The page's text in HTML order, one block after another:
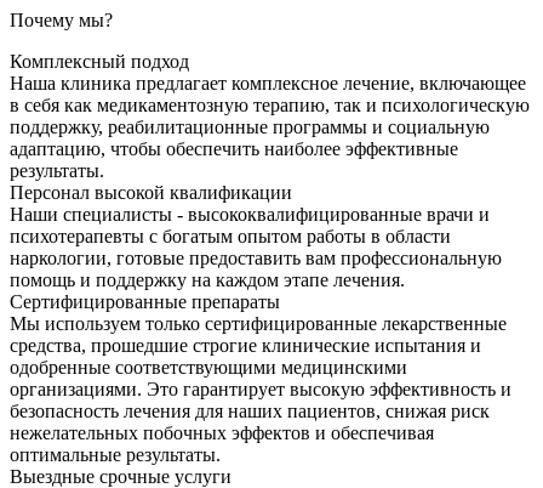
Почему мы?
Комплексный подход
Наша клиника предлагает комплексное лечение, включающее
в себя как медикаментозную терапию, так и психологическую
поддержку, реабилитационные программы и социальную
адаптацию, чтобы обеспечить наиболее эффективные
результаты.
Персонал высокой квалификации
Наши специалисты - высококвалифицированные врачи и
психотерапевты с богатым опытом работы в области
наркологии, готовые предоставить вам профессиональную
помощь и поддержку на каждом этапе лечения.
Сертифицированные препараты
Мы используем только сертифицированные лекарственные
средства, прошедшие строгие клинические испытания и
одобренные соответствующими медицинскими
организациями. Это гарантирует высокую эффективность и
безопасность лечения для наших пациентов, снижая риск
нежелательных побочных эффектов и обеспечивая
оптимальные результаты.
Выездные срочные услуги